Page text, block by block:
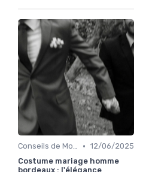
Conseils de Mode pour le Marié • 12/06/2025
Costume mariage homme
bordeaux : l'élégance